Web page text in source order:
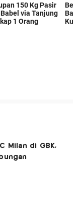
Milan di GBK,